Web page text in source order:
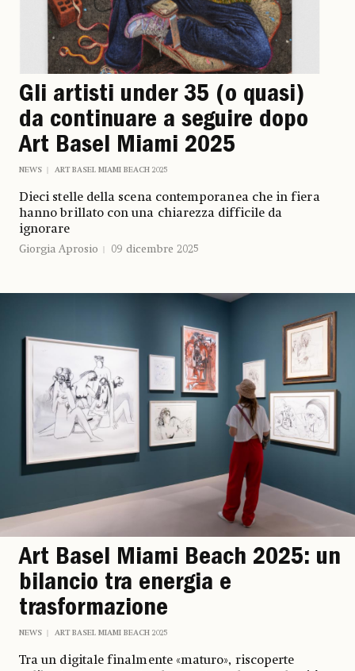
Gli artisti under 35 (o quasi)
da continuare a seguire dopo
Art Basel Miami 2025
NEWS ART BASEL MIAMI BEACH 2025
Dieci stelle della scena contemporanea che in fiera
hanno brillato con una chiarezza difficile da
ignorare
Giorgia Aprosio 09 dicembre 2025
Art Basel Miami Beach 2025: un
bilancio tra energia e
trasformazione
NEWS ART BASEL MIAMI BEACH 2025
Tra un digitale finalmente «maturo», riscoperte